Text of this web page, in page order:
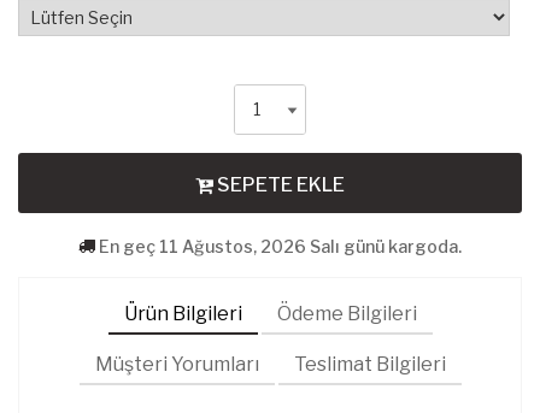
SEPETE EKLE
En geç 11 Ağustos, 2026 Salı günü kargoda.
Ürün Bilgileri Ödeme Bilgileri
Müşteri Yorumları Teslimat Bilgileri